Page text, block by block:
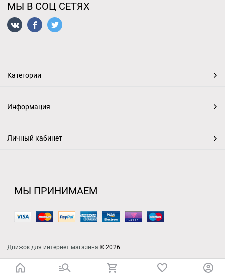
МЫ В СОЦ СЕТЯХ
Категории
Информация
Личный кабинет
МЫ ПРИНИМАЕМ
Движок для интернет магазина © 2026